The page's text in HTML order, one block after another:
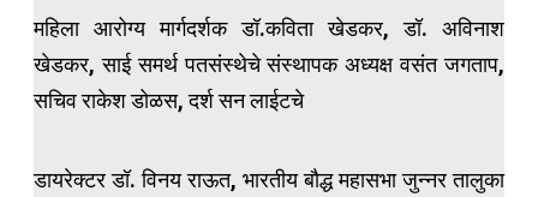
महिला आरोग्य मार्गदर्शक डॉ.कविता खेडकर, डॉ. अविनाश
खेडकर, साई समर्थ पतसंस्थेचे संस्थापक अध्यक्ष वसंत जगताप,
सचिव राकेश डोळस, दर्श सन लाईटचे
डायरेक्टर डॉ. विनय राऊत, भारतीय बौद्ध महासभा जुन्नर तालुका